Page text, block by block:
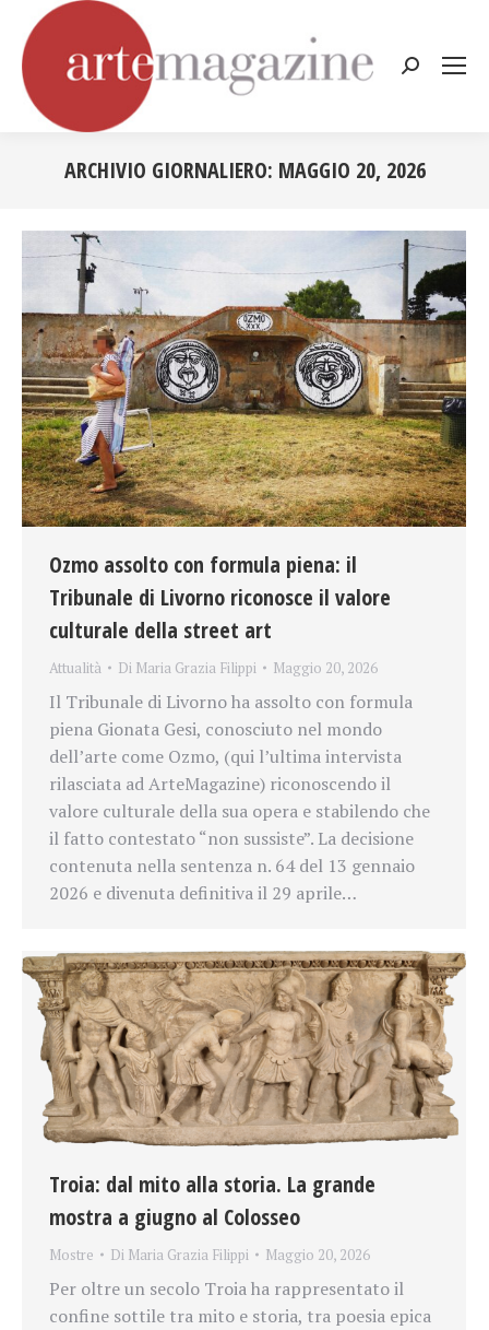
Cerca:
ARCHIVIO GIORNALIERO: MAGGIO 20, 2026
Ozmo assolto con formula piena: il
Tribunale di Livorno riconosce il valore
culturale della street art
Attualità Di Maria Grazia Filippi Maggio 20, 2026
Il Tribunale di Livorno ha assolto con formula
piena Gionata Gesi, conosciuto nel mondo
dell’arte come Ozmo, (qui l’ultima intervista
rilasciata ad ArteMagazine) riconoscendo il
valore culturale della sua opera e stabilendo che
il fatto contestato “non sussiste”. La decisione
contenuta nella sentenza n. 64 del 13 gennaio
2026 e divenuta definitiva il 29 aprile…
Troia: dal mito alla storia. La grande
mostra a giugno al Colosseo
Mostre Di Maria Grazia Filippi Maggio 20, 2026
Per oltre un secolo Troia ha rappresentato il
confine sottile tra mito e storia, tra poesia epica